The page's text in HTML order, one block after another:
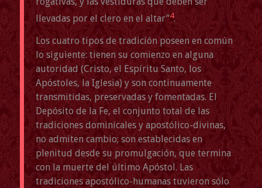
llevadas por el clero en el altar”4.
Los cuatro tipos de tradición poseen en común
lo siguiente: tienen su comienzo en alguna
autoridad (Cristo, el Espíritu Santo, los
Apóstoles, la Iglesia) y son continuamente
transmitidas, preservadas y fomentadas. El
Depósito de la Fe, el conjunto total de las
tradiciones dominicales y apostólico-divinas,
no admiten cambio; son establecidas en
plenitud desde su promulgación, que termina
con la muerte del último Apóstol. Las
tradiciones apostólico-humanas tuvieron sólo